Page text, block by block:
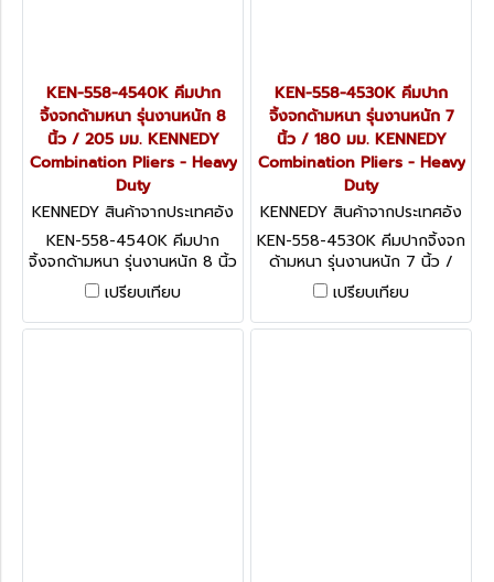
KEN-558-4540K คีมปาก
จิ้งจกด้ามหนา รุ่นงานหนัก 8
นิ้ว / 205 มม. KENNEDY
Combination Pliers - Heavy
Duty
KENNEDY สินค้าจากประเทศอัง
กฤษ KEN-558-4540K
KEN-558-4540K คีมปาก
จิ้งจกด้ามหนา รุ่นงานหนัก 8 นิ้ว
/ 205 มม. KENNEDY
Combination Pliers - Heavy
Duty
เปรียบเทียบ
KEN-558-4530K คีมปาก
จิ้งจกด้ามหนา รุ่นงานหนัก 7
นิ้ว / 180 มม. KENNEDY
Combination Pliers - Heavy
Duty
KENNEDY สินค้าจากประเทศอัง
กฤษ KEN-558-4530K
KEN-558-4530K คีมปากจิ้งจก
ด้ามหนา รุ่นงานหนัก 7 นิ้ว /
180 มม. KENNEDY
Combination Pliers - Heavy
Duty
เปรียบเทียบ